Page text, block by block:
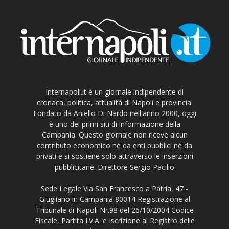
Internapoli.it è un giornale indipendente di
cronaca, politica, attualità di Napoli e provincia.
Fondato da Aniello Di Nardo nell'anno 2000, oggi
è uno dei primi siti di informazione della
Campania. Questo giornale non riceve alcun
contributo economico né da enti pubblici né da
privati e si sostiene solo attraverso le inserzioni
pubblicitarie. Direttore Sergio Pacilio
Sede Legale Via San Francesco a Patria, 47 -
Giugliano in Campania 80014 Registrazione al
Tribunale di Napoli Nr.98 del 26/10/2004 Codice
Fiscale, Partita I.V.A. e Iscrizione al Registro delle